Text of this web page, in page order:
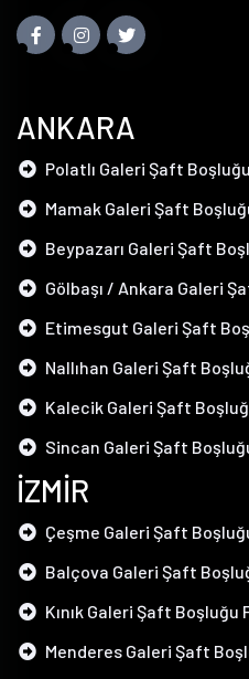
ANKARA
Polatlı Galeri Şaft
Mamak Galeri Şaft
Beypazarı Galeri Şaft
Gölbaşı / Ankara Galeri
Etimesgut Galeri Şaft
Nallıhan Galeri Şaft
Kalecik Galeri Şaft
Sincan Galeri Şaft
İZMİR
Çeşme Galeri Şaft
Balçova Galeri Şaft
Kınık Galeri Şaft Boşluğu
Menderes Galeri Şaft